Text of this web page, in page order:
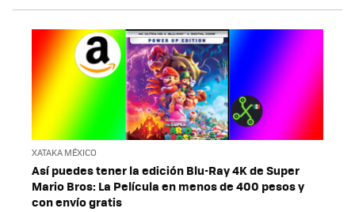
XATAKA MÉXICO
Así puedes tener la edición Blu-Ray 4K de Super
Mario Bros: La Película en menos de 400 pesos y
con envío gratis